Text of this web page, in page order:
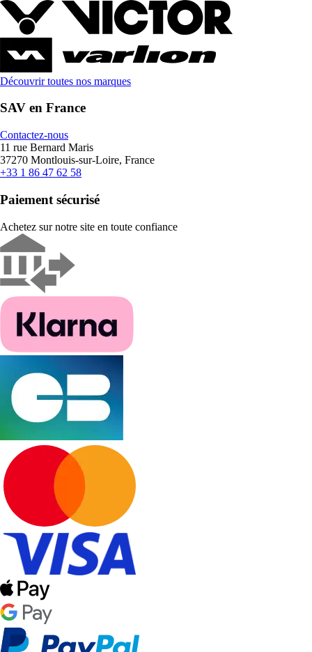
Découvrir toutes nos marques
SAV en France
Contactez-nous
11 rue Bernard Maris
37270 Montlouis-sur-Loire, France
+33 1 86 47 62 58
Paiement sécurisé
Achetez sur notre site en toute confiance